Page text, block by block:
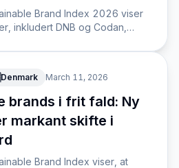
Brand Index 2026 viser
inkludert DNB og Codan,
Denmark March 11, 2026
brands i frit fald: Ny
markant skifte i
Brand Index viser, at